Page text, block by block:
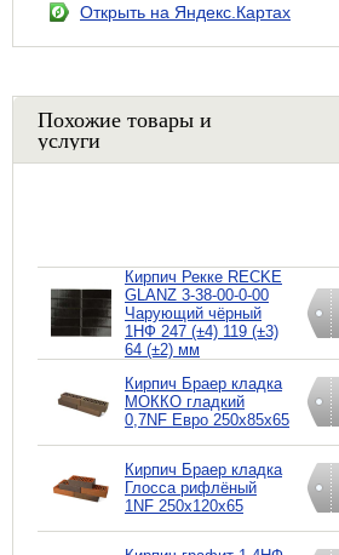
Открыть на Яндекс.Картах
Похожие товары и
услуги
Кирпич Рекке RECKE
GLANZ 3-38-00-0-00
Чарующий чёрный
1НФ 247 (±4) 119 (±3)
64 (±2) мм
Кирпич Браер кладка
МОККО гладкий
0,7NF Евро 250х85х65
Кирпич Браер кладка
Глосса рифлёный
1NF 250х120х65